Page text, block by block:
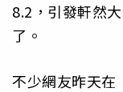
8.2，引發軒然
了。
不少網友昨天在